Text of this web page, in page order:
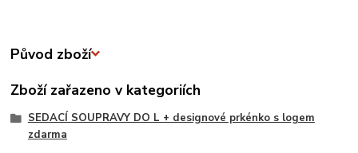
Původ zboží
Zboží zařazeno v kategoriích
SEDACÍ SOUPRAVY DO L + designové prkénko s logem
zdarma